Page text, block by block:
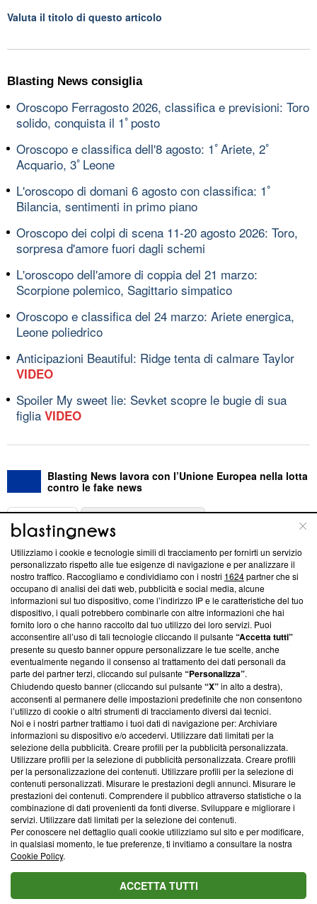
Valuta il titolo di questo articolo
Blasting News consiglia
Oroscopo Ferragosto 2026, classifica e previsioni: Toro
solido, conquista il 1ﾟposto
Oroscopo e classifica dell'8 agosto: 1ﾟAriete, 2ﾟ
Acquario, 3ﾟLeone
L'oroscopo di domani 6 agosto con classifica: 1ﾟ
Bilancia, sentimenti in primo piano
Oroscopo dei colpi di scena 11-20 agosto 2026: Toro,
sorpresa d'amore fuori dagli schemi
L'oroscopo dell'amore di coppia del 21 marzo:
Scorpione polemico, Sagittario simpatico
Oroscopo e classifica del 24 marzo: Ariete energica,
Leone poliedrico
Anticipazioni Beautiful: Ridge tenta di calmare Taylor
VIDEO
Spoiler My sweet lie: Sevket scopre le bugie di sua
figlia VIDEO
Blasting News lavora con l’Unione Europea nella lotta
contro le fake news
ABOUT
Questa sezione offre informazioni trasparenti su Blasting
News, sui nostri processi editoriali e su come ci impegniamo a
creare news di qualità. Inoltre, afferma la nostra aderenza a
‘Trust Project - News with Integrity’Blasting News non è
ancora membro del programma, ma ha richiesto di farne
parte; Trust Project non ha ancora effettuato una verifica di
conformità agli standard.
Su di noi
Team editoriale
Corporate
Redazione
Informativa Privacy
Cookie Policy
Blasting SA, IDI CHE-247.845.224, Via Carlo Frasca, 3 - 6900
Lugano (Svizzera) Tel:+39 0690258937
© 2026 Blasting News
Utilizziamo i cookie e tecnologie simili di tracciamento per fornirti un servizio
personalizzato rispetto alle tue esigenze di navigazione e per analizzare il
nostro traffico. Raccogliamo e condividiamo con i nostri 1624partner che si
occupano di analisi dei dati web, pubblicità e social media, alcune
informazioni sul tuo dispositivo, come l’indirizzo IP e le caratteristiche del tuo
dispositivo, i quali potrebbero combinarle con altre informazioni che hai
fornito loro o che hanno raccolto dal tuo utilizzo dei loro servizi. Puoi
acconsentire all’uso di tali tecnologie cliccando il pulsante“Accetta tutti”
presente su questo banner oppure personalizzare le tue scelte, anche
eventualmente negando il consenso al trattamento dei dati personali da
parte dei partner terzi, cliccando sul pulsante“Personalizza”.
Chiudendo questo banner (cliccando sul pulsante“X”in alto a destra),
acconsenti al permanere delle impostazioni predefinite che non consentono
l’utilizzo di cookie o altri strumenti di tracciamento diversi dai tecnici.
Noi e i nostri partner trattiamo i tuoi dati di navigazione per: Archiviare
informazioni su dispositivo e/o accedervi. Utilizzare dati limitati per la
selezione della pubblicità. Creare profili per la pubblicità personalizzata.
Utilizzare profili per la selezione di pubblicità personalizzata. Creare profili
per la personalizzazione dei contenuti. Utilizzare profili per la selezione di
contenuti personalizzati. Misurare le prestazioni degli annunci. Misurare le
prestazioni dei contenuti. Comprendere il pubblico attraverso statistiche o la
combinazione di dati provenienti da fonti diverse. Sviluppare e migliorare i
servizi. Utilizzare dati limitati per la selezione dei contenuti.
Per conoscere nel dettaglio quali cookie utilizziamo sul sito e per modificare,
in qualsiasi momento, le tue preferenze, ti invitiamo a consultare la nostra
Cookie Policy.
ACCETTA TUTTI